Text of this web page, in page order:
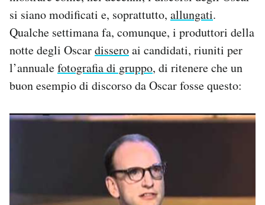
si siano modificati e, soprattutto, allungati.
Qualche settimana fa, comunque, i produttori della
notte degli Oscardisseroai candidati, riuniti per
l’annualefotografia di gruppo, di ritenere che un
buon esempio di discorso da Oscar fosse questo: